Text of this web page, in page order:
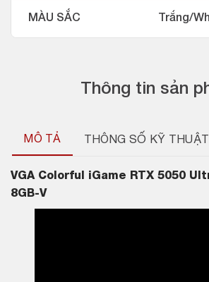
Thông tin sản
MÔ TẢ THÔNG SỐ KỸ THUẬT
VGAColorful iGame RTX 5050
8GB-V
MÀU SẮC Trắng/